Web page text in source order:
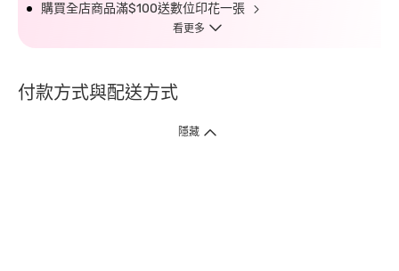
購買全店商品滿$100送數位印花一張
看更多
付款方式與配送方式
隱藏